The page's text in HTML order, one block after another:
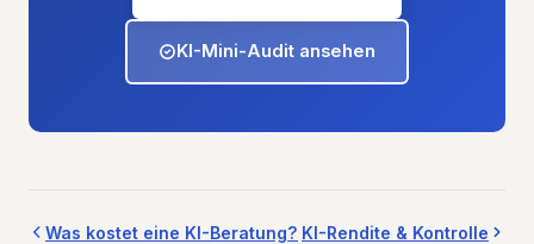
KI-Mini-Audit ansehen
Was kostet eine KI-Beratung? KI-Rendite & Kontrolle